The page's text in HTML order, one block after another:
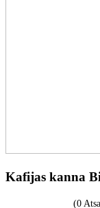
Kafijas kanna
(0